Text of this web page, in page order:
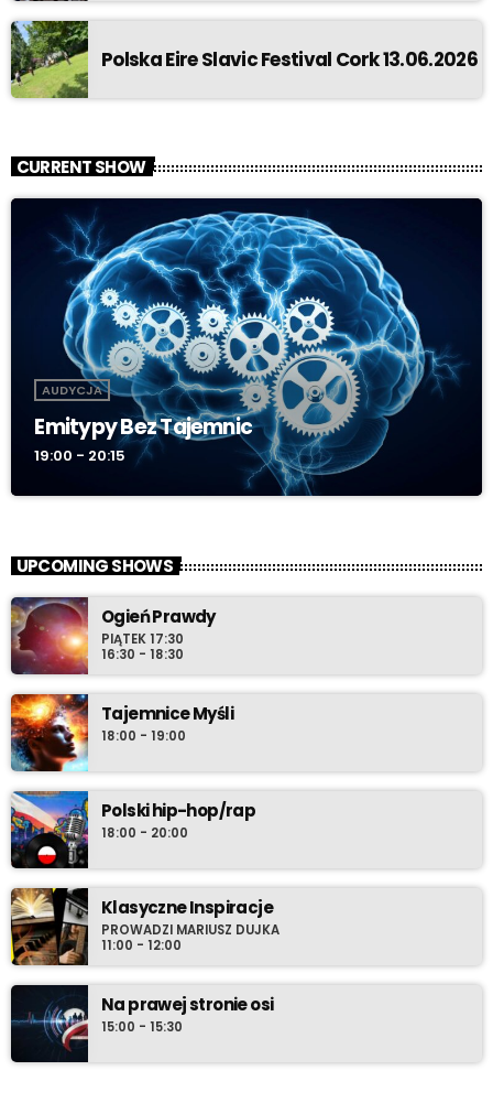
Polska Eire Slavic Festival Cork 13.06.2026
CURRENT SHOW
AUDYCJA
Emitypy Bez Tajemnic
19:00 - 20:15
UPCOMING SHOWS
Ogień Prawdy
PIĄTEK 17:30
16:30 - 18:30
Tajemnice Myśli
18:00 - 19:00
Polski hip-hop/rap
18:00 - 20:00
Klasyczne Inspiracje
PROWADZI MARIUSZ DUJKA
11:00 - 12:00
Na prawej stronie osi
15:00 - 15:30